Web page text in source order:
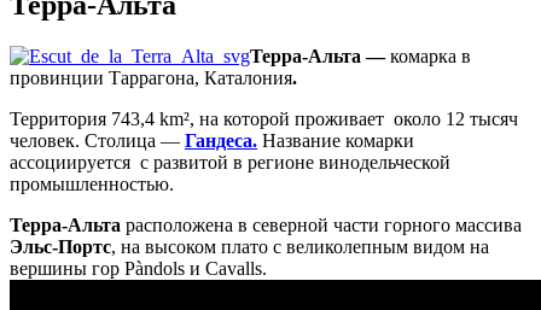
Терра-Альта —комарка в
провинции Таррагона, Каталония.
Территория 743,4 km², на которой проживает около 12 тысяч
человек. Столица — Гандеса. Название комарки
ассоциируется с развитой в регионе винодельческой
промышленностью.
Терра-Альта расположена в северной части горного массива
Эльс-Портс, на высоком плато с великолепным видом на
вершины гор Pàndols и Cavalls.